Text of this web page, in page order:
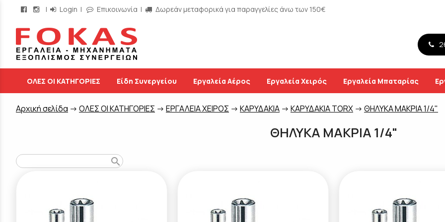
| Login | Επικοινωνία | Δωρεάν μεταφορικά για παραγγελίες άνω των 150€
/
ΟΛΕΣ ΟΙ ΚΑΤΗΓΟΡΙΕΣ Είδη Συνεργείου Εργαλεία Αέρος Εργαλεία Χειρός Εργαλεία Μπαταρίας
Aρχική σελίδα -> ΟΛΕΣ ΟΙ ΚΑΤΗΓΟΡΙΕΣ -> ΕΡΓΑΛΕΙΑ ΧΕΙΡΟΣ -> ΚΑΡΥΔΑΚΙΑ -> ΚΑΡΥΔΑΚΙΑ TORX -> ΘΗΛΥΚΑ ΜΑΚΡΙΑ 1/4"
ΘΗΛΥΚΑ ΜΑΚΡΙΑ 1/4"
search